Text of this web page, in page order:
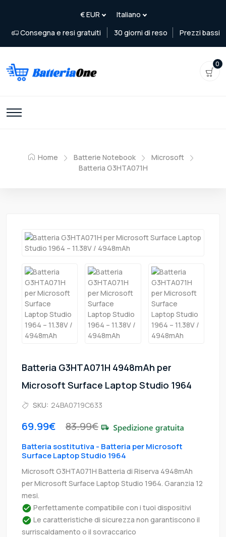
Consegna e resi gratuiti 30 giorni di reso Prezzi bassi
0
Home Batterie Notebook
Microsoft
Batteria G3HTA071H
Batteria G3HTA071H 4948mAh per
Microsoft Surface Laptop Studio 1964
SKU: 24BA0719C633
69.99€ 83.99€
Batteria sostitutiva - Batteria per Microsoft
Surface Laptop Studio 1964
Microsoft G3HTA071H Batteria di Riserva 4948mAh
per Microsoft Surface Laptop Studio 1964. Garanzia 12
mesi.
Perfettamente compatibile con i tuoi dispositivi
Le caratteristiche di sicurezza non garantiscono il
surriscaldamento o il sovraccarico